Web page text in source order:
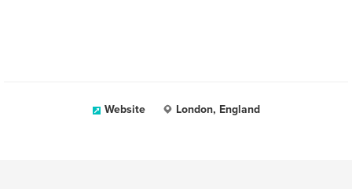
Website London, England